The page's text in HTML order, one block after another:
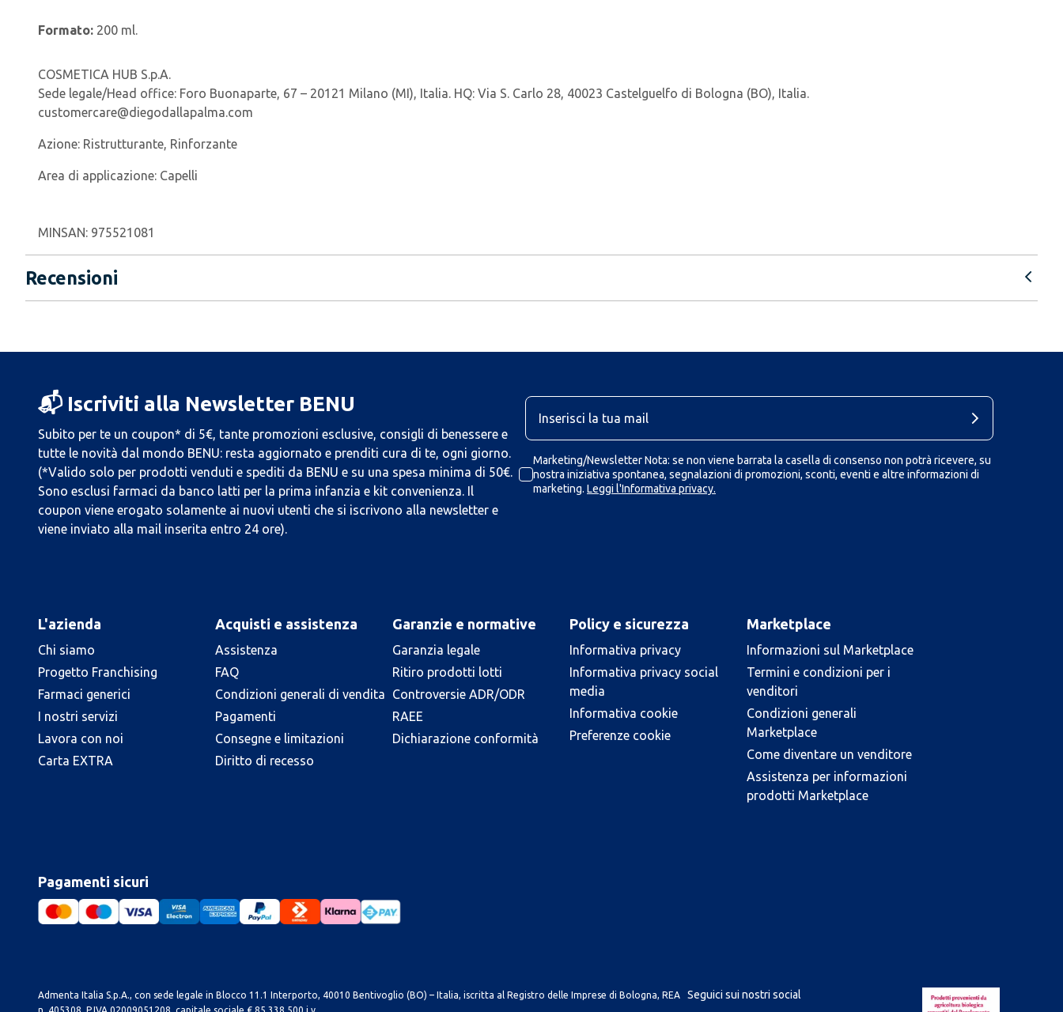
Formato: 200 ml.
COSMETICA HUB S.p.A.
Sede legale/Head office: Foro Buonaparte, 67 – 20121 Milano (MI), Italia. HQ: Via S. Carlo 28, 40023 Castelguelfo di Bologna (BO), Italia.
customercare@diegodallapalma.com
Azione: Ristrutturante, Rinforzante
Area di applicazione: Capelli
MINSAN: 975521081
Recensioni
📬 Iscriviti alla Newsletter BENU
Subito per te un coupon* di 5€, tante promozioni esclusive, consigli di benessere e
tutte le novità dal mondo BENU: resta aggiornato e prenditi cura di te, ogni giorno.
(*Valido solo per prodotti venduti e spediti da BENU e su una spesa minima di 50€.
Sono esclusi farmaci da banco latti per la prima infanzia e kit convenienza. Il
coupon viene erogato solamente ai nuovi utenti che si iscrivono alla newsletter e
viene inviato alla mail inserita entro 24 ore).
Marketing/Newsletter Nota: se non viene barrata la casella di consenso non potrà ricevere, su
nostra iniziativa spontanea, segnalazioni di promozioni, sconti, eventi e altre informazioni di
marketing. Leggi l'Informativa privacy.
L'azienda
Chi siamo
Progetto Franchising
Farmaci generici
I nostri servizi
Lavora con noi
Carta EXTRA
Acquisti e assistenza
Assistenza
FAQ
Condizioni generali di vendita
Pagamenti
Consegne e limitazioni
Diritto di recesso
Garanzie e normative
Garanzia legale
Ritiro prodotti lotti
Controversie ADR/ODR
RAEE
Dichiarazione conformità
Policy e sicurezza
Informativa privacy
Informativa privacy social
media
Informativa cookie
Preferenze cookie
Marketplace
Informazioni sul Marketplace
Termini e condizioni per i
venditori
Condizioni generali
Marketplace
Come diventare un venditore
Assistenza per informazioni
prodotti Marketplace
Pagamenti sicuri
Admenta Italia S.p.A., con sede legale in Blocco 11.1 Interporto, 40010 Bentivoglio (BO) – Italia, iscritta al Registro delle Imprese di Bologna, REA
Seguici sui nostri social